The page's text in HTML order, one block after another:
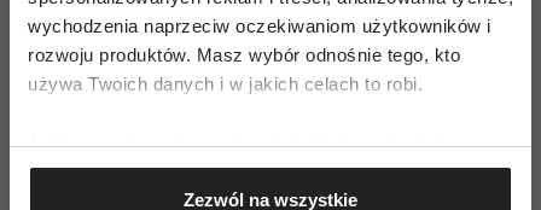
wychodzenia naprzeciw oczekiwaniom użytkowników i
rozwoju produktów. Masz wybór odnośnie tego, kto
używa Twoich danych i w jakich celach to robi.
Jeśli wyrazisz na to zgodę, chcielibyśmy również:
Gromadzić dane dotyczące Twojej lokalizacji
geograficznej z dokładnością nawet do kilku metrów
Zezwól na wszystkie
ZAMÓW
E-WYDANIE